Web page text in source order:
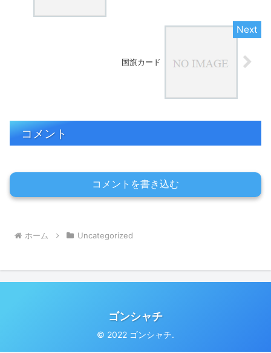
国旗カード
コメント
コメントを書き込む
ホーム Uncategorized
ゴンシャチ
© 2022 ゴンシャチ.